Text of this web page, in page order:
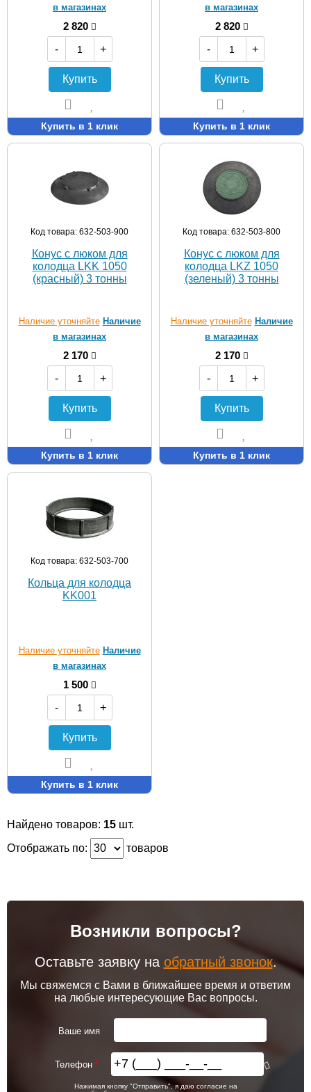
в магазинах
2 820
-
+
Купить
Купить в 1 клик
в магазинах
2 820
-
+
Купить
Купить в 1 клик
Код товара: 632-503-900
Конус с люком для
колодца LKK 1050
(красный) 3 тонны
Наличие уточняйте Наличие
в магазинах
2 170
-
+
Купить
Купить в 1 клик
Код товара: 632-503-800
Конус с люком для
колодца LKZ 1050
(зеленый) 3 тонны
Наличие уточняйте Наличие
в магазинах
2 170
-
+
Купить
Купить в 1 клик
Код товара: 632-503-700
Кольца для колодца
KK001
Наличие уточняйте Наличие
в магазинах
1 500
-
+
Купить
Купить в 1 клик
Найдено товаров: 15 шт.
Отображать по:
товаров
Возникли вопросы?
Оставьте заявку на обратный звонок.
Мы свяжемся с Вами в ближайшее время и ответим
на любые интересующие Вас вопросы.
Ваше имя
Телефон
Нажимая кнопку "Отправить", я даю согласие на